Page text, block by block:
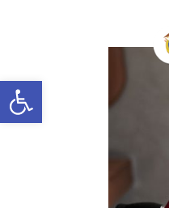
Abrir barra de herramientas